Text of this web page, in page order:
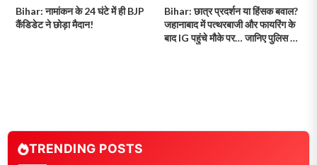
Bihar: नामांकन के 24 घंटे में ही BJP
कैंडिडेट ने छोड़ा मैदान!
Bihar: छात्र प्रदर्शन या हिंसक बवाल?
जहानाबाद में पत्थरबाजी और फायरिंग के
बाद IG पहुंचे मौके पर… जानिए पुलिस की
TRENDING POSTS